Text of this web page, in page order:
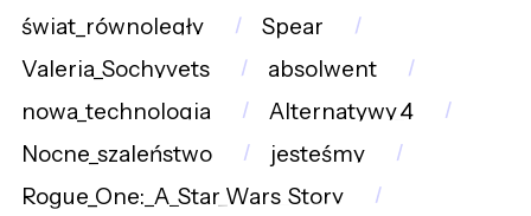
świat_równoległy
Spear
Valeria_Sochyvets
absolwent
nowa_technologia
Alternatywy_4
Nocne_szaleństwo
jesteśmy
Rogue_One:_A_Star_Wars_Story